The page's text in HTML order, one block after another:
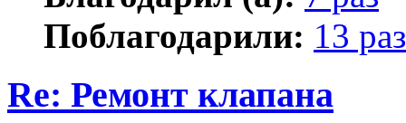
Поблагодарили: 13 раз
Re: Ремонт клапана